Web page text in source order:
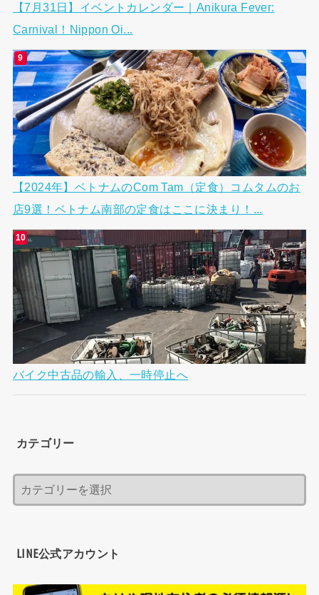
【7月31日】イベントカレンダー｜Anikura Fever:
Carnival！Nippon Oi...
【2024年】ベトナムのCom Tam（定食）コムタムのお
店9選！ベトナム南部の定食はここに決まり！...
バイク中古品の輸入、一時停止へ
カテゴリー
LINE公式アカウント